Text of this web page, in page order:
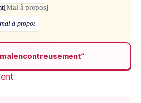
[Mal à propos]
mal à propos